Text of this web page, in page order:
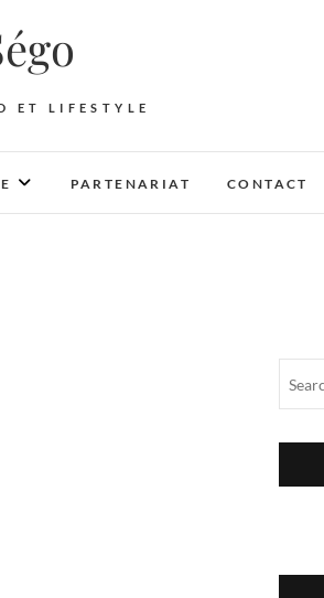
ET LIFESTYLE
PARTENARIAT CONTACT